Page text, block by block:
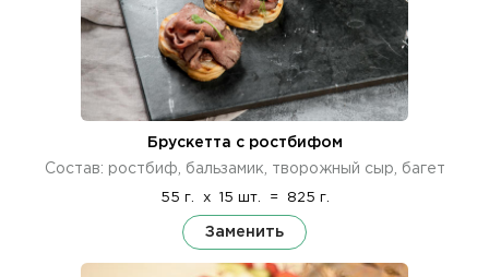
Брускетта с ростбифом
Состав: ростбиф, бальзамик, творожный сыр, багет
55 г. x 15 шт. = 825 г.
Заменить